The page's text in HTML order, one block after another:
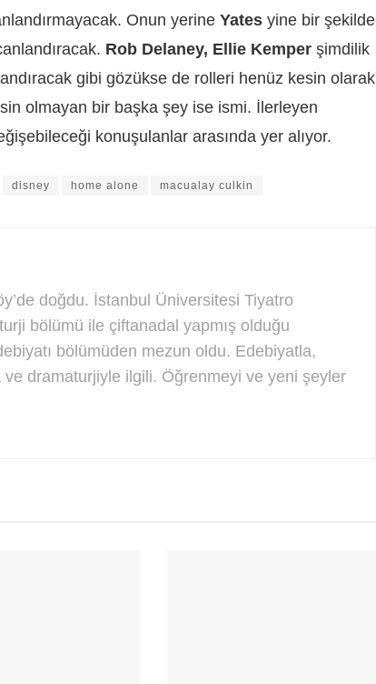
Onun yerine Yates yine bir şekilde
Rob Delaney, Ellie Kemper şimdilik
gibi gözükse de rolleri henüz kesin olarak
olmayan bir başka şey ise ismi. İlerleyen
konuşulanlar arasında yer alıyor.
disney home alone macualay culkin
doğdu. İstanbul Üniversitesi Tiyatro
bölümü ile çiftanadal yapmış olduğu
bölümüden mezun oldu. Edebiyatla,
dramaturjiyle ilgili. Öğrenmeyi ve yeni şeyler